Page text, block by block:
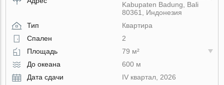
Kabupaten Badung, Bali
80361, Индонезия
Тип
Квартира
Спален
2
Площадь
79 м²
До океана
600 м
Дата сдачи
IV квартал, 2026